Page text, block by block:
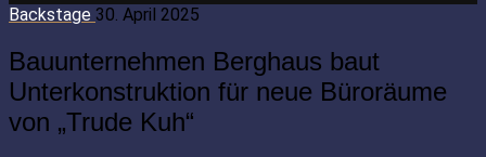
Backstage 30. April 2025
Bauunternehmen Berghaus baut
Unterkonstruktion für neue Büroräume
von „Trude Kuh“